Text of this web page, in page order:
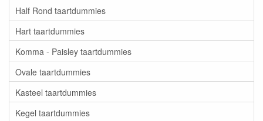
Half Rond taartdummies
Hart taartdummies
Komma - Paisley taartdummies
Ovale taartdummies
Kasteel taartdummies
Kegel taartdummies